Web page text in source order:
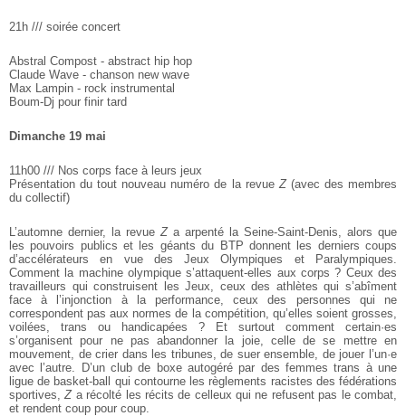
21h /// soirée concert
Abstral Compost - abstract hip hop
Claude Wave - chanson new wave
Max Lampin - rock instrumental
Boum-Dj pour finir tard
Dimanche 19 mai
11h00 /// Nos corps face à leurs jeux
Présentation du tout nouveau numéro de la revueZ(avec des membres
du collectif)
L’automne dernier, la revueZa arpenté la Seine-Saint-Denis, alors que
les pouvoirs publics et les géants du BTP donnent les derniers coups
d’accélérateurs en vue des Jeux Olympiques et Paralympiques.
Comment la machine olympique s’attaquent-elles aux corps ? Ceux des
travailleurs qui construisent les Jeux, ceux des athlètes qui s’abîment
face àl’injonction à la performance, ceux des personnes qui ne
correspondent pas aux normes de la compétition, qu’elles soient grosses,
voilées, trans ou handicapées ? Et surtout comment certain·es
s’organisent pour ne pas abandonner la joie, celle de se mettre en
mouvement, de crier dans les tribunes, de suer ensemble, de jouer l’un·e
avec l’autre. D’unclub de boxe autogéré par des femmes trans à une
ligue de basket-ball
qui contourne les règlements racistes des fédérations
sportives,Zarécolté les récits de celleux qui ne refusent pas le combat,
et rendent coup pour coup.